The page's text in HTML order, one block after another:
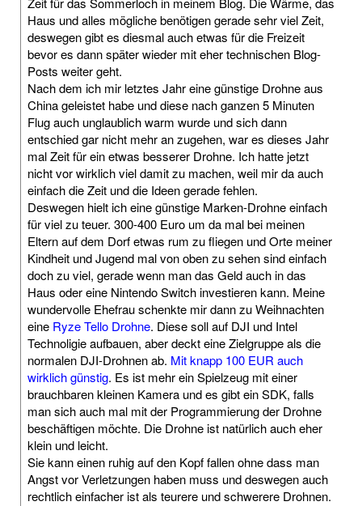
Haus und alles mögliche benötigen gerade sehr viel Zeit,
deswegen gibt es diesmal auch etwas für die Freizeit
bevor es dann später wieder mit eher technischen Blog-
Posts weiter geht.
Nach dem ich mir letztes Jahr eine günstige Drohne aus
China geleistet habe und diese nach ganzen 5 Minuten
Flug auch unglaublich warm wurde und sich dann
entschied gar nicht mehr an zugehen, war es dieses Jahr
mal Zeit für ein etwas besserer Drohne. Ich hatte jetzt
nicht vor wirklich viel damit zu machen, weil mir da auch
einfach die Zeit und die Ideen gerade fehlen.
Deswegen hielt ich eine günstige Marken-Drohne einfach
für viel zu teuer. 300-400 Euro um da mal bei meinen
Eltern auf dem Dorf etwas rum zu fliegen und Orte meiner
Kindheit und Jugend mal von oben zu sehen sind einfach
doch zu viel, gerade wenn man das Geld auch in das
Haus oder eine Nintendo Switch investieren kann. Meine
wundervolle Ehefrau schenkte mir dann zu Weihnachten
eine Ryze Tello Drohne. Diese soll auf DJI und Intel
Technoligie aufbauen, aber deckt eine Zielgruppe als die
normalen DJI-Drohnen ab. Mit knapp 100 EUR auch
wirklich günstig. Es ist mehr ein Spielzeug mit einer
brauchbaren kleinen Kamera und es gibt ein SDK, falls
man sich auch mal mit der Programmierung der Drohne
beschäftigen möchte. Die Drohne ist natürlich auch eher
klein und leicht.
Sie kann einen ruhig auf den Kopf fallen ohne dass man
Angst vor Verletzungen haben muss und deswegen auch
rechtlich einfacher ist als teurere und schwerere Drohnen.